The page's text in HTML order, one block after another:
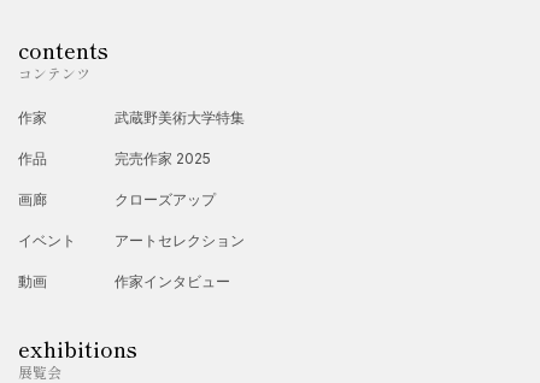
2022年
で13回参加しています。
【書籍】
2024年
作品掲載。
contents
コンテンツ
作家
作品
画廊
イベント
動画
武蔵野美術大学特集
完売作家 2025
クローズアップ
アートセレクション
作家インタビュー
exhibitions
展覧会